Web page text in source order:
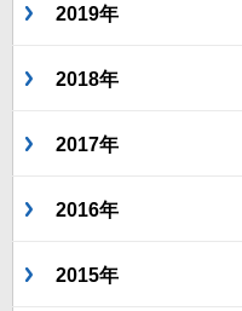
2019年
2018年
2017年
2016年
2015年